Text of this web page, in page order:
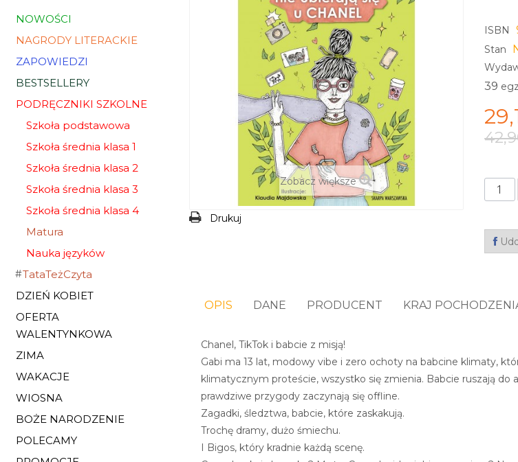
NOWOŚCI
NAGRODY LITERACKIE
ZAPOWIEDZI
BESTSELLERY
PODRĘCZNIKI SZKOLNE
Szkoła podstawowa
Szkoła średnia klasa 1
Szkoła średnia klasa 2
Szkoła średnia klasa 3
Szkoła średnia klasa 4
Matura
Nauka języków
TataTeżCzyta
DZIEŃ KOBIET
OFERTA
WALENTYNKOWA
ZIMA
WAKACJE
WIOSNA
BOŻE NARODZENIE
POLECAMY
Zobacz większe
Drukuj
ISBN
Stan
39
OPIS DANE PRODUCENT KRAJ
Chanel, TikTok i babcie z misją!
Gabi ma 13 lat, modowy vibe i zero ochoty na babcine klimaty,
klimatycznym proteście, wszystko się zmienia. Babcie ruszają do
prawdziwe przygody zaczynają się offline.
Zagadki, śledztwa, babcie, które zaskakują.
Trochę dramy, dużo śmiechu.
I Bigos, który kradnie każdą scenę.